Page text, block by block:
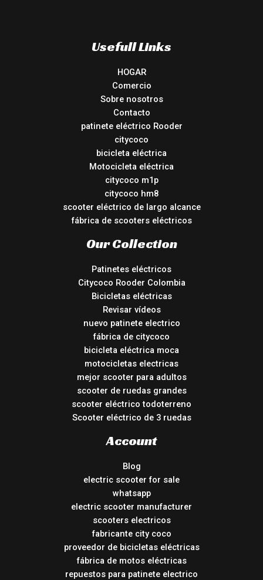
Usefull Links
HOGAR
Comercio
Sobre nosotros
Contacto
patinete eléctrico Rooder
citycoco
bicicleta eléctrica
Motocicleta eléctrica
citycoco m1p
citycoco hm8
scooter eléctrico de largo alcance
fábrica de scooters eléctricos
Our Collection
Patinetes eléctricos
Citycoco Rooder Colombia
Bicicletas eléctricas
Revisar vídeos
nuevo patinete electrico
fábrica de citycoco
bicicleta eléctrica moca
motocicletas electricas
mejor scooter para adultos
scooter de ruedas grandes
scooter eléctrico todoterreno
Scooter eléctrico de 3 ruedas
Account
Blog
electric scooter for sale
whatsapp
electric scooter manufacturer
scooters electricos
fabricante city coco
proveedor de bicicletas eléctricas
fábrica de motos eléctricas
repuestos para patinete electrico